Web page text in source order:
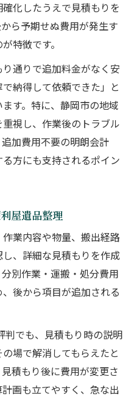
化したうえで見積もりを
ら予期せぬ費用が発生す
特徴です。
通りで追加料金がなく安
納得して依頼できた」と
す。特に、静岡市の地域
視し、作業後のトラブル
加費用不要の明朗会計
方にも支持されるポイン
屋遺品整理
業内容や物量、搬出経路
、詳細な見積もりを作成
別作業・運搬・処分費用
後から項目が追加される
判でも、見積もり時の説明
場で解消してもらえたと
積もり後に費用が変更さ
画も立てやすく、急な出